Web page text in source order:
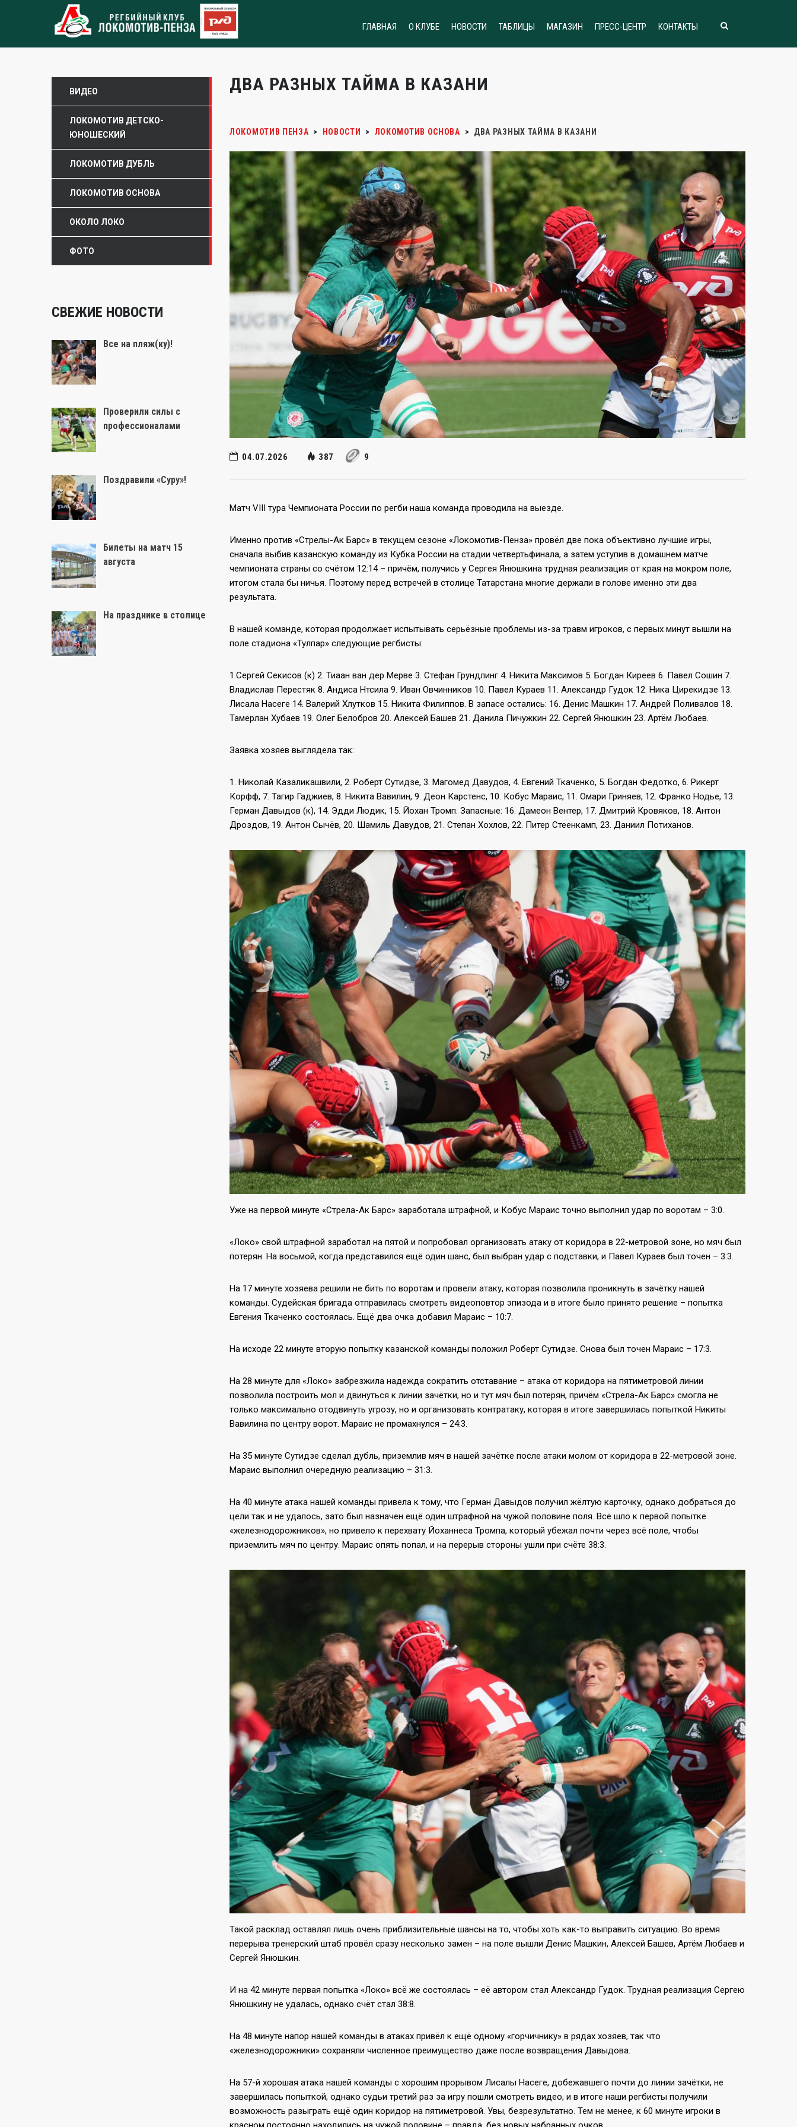
ГЛАВНАЯ О КЛУБЕ НОВОСТИ ТАБЛИЦЫ МАГАЗИН ПРЕСС-ЦЕНТР КОНТАКТЫ
ДВА РАЗНЫХ ТАЙМА В КАЗАНИ
ЛОКОМОТИВ ПЕНЗА > НОВОСТИ > ЛОКОМОТИВ ОСНОВА > ДВА РАЗНЫХ ТАЙМА В КАЗАНИ
04.07.2026 387 9
Матч VIII тура Чемпионата России по регби наша команда проводила на выезде.
Именно против «Стрелы-Ак Барс» в текущем сезоне «Локомотив-Пенза» провёл две пока объективно лучшие игры,
сначала выбив казанскую команду из Кубка России на стадии четвертьфинала, а затем уступив в домашнем матче
чемпионата страны со счётом 12:14 – причём, получись у Сергея Янюшкина трудная реализация от края на мокром поле,
итогом стала бы ничья. Поэтому перед встречей в столице Татарстана многие держали в голове именно эти два
результата.
В нашей команде, которая продолжает испытывать серьёзные проблемы из-за травм игроков, с первых минут вышли на
поле стадиона «Тулпар» следующие регбисты:
1.Сергей Секисов (к) 2. Тиаан ван дер Мерве 3. Стефан Грундлинг 4. Никита Максимов 5. Богдан Киреев 6. Павел Сошин 7.
Владислав Перестяк 8. Андиса Нтсила 9. Иван Овчинников 10. Павел Кураев 11. Александр Гудок 12. Ника Цирекидзе 13.
Лисала Насеге 14. Валерий Хлутков 15. Никита Филиппов. В запасе остались: 16. Денис Машкин 17. Андрей Поливалов 18.
Тамерлан Хубаев 19. Олег Белобров 20. Алексей Башев 21. Данила Пичужкин 22. Сергей Янюшкин 23. Артём Любаев.
Заявка хозяев выглядела так:
1. Николай Казаликашвили, 2. Роберт Сутидзе, 3. Магомед Давудов, 4. Евгений Ткаченко, 5. Богдан Федотко, 6. Рикерт
Корфф, 7. Тагир Гаджиев, 8. Никита Вавилин, 9. Деон Карстенс, 10. Кобус Мараис, 11. Омари Гриняев, 12. Франко Нодье, 13.
Герман Давыдов (к), 14. Эдди Людик, 15. Йохан Тромп. Запасные: 16. Дамеон Вентер, 17. Дмитрий Кровяков, 18. Антон
Дроздов, 19. Антон Сычёв, 20. Шамиль Давудов, 21. Степан Хохлов, 22. Питер Стеенкамп, 23. Даниил Потиханов.
Уже на первой минуте «Стрела-Ак Барс» заработала штрафной, и Кобус Мараис точно выполнил удар по воротам – 3:0.
«Локо» свой штрафной заработал на пятой и попробовал организовать атаку от коридора в 22-метровой зоне, но мяч был
потерян. На восьмой, когда представился ещё один шанс, был выбран удар с подставки, и Павел Кураев был точен – 3:3.
На 17 минуте хозяева решили не бить по воротам и провели атаку, которая позволила проникнуть в зачётку нашей
команды. Судейская бригада отправилась смотреть видеоповтор эпизода и в итоге было принято решение – попытка
Евгения Ткаченко состоялась. Ещё два очка добавил Мараис – 10:7.
На исходе 22 минуте вторую попытку казанской команды положил Роберт Сутидзе. Снова был точен Мараис – 17:3.
На 28 минуте для «Локо» забрезжила надежда сократить отставание – атака от коридора на пятиметровой линии
позволила построить мол и двинуться к линии зачётки, но и тут мяч был потерян, причём «Стрела-Ак Барс» смогла не
только максимально отодвинуть угрозу, но и организовать контратаку, которая в итоге завершилась попыткой Никиты
Вавилина по центру ворот. Мараис не промахнулся – 24:3.
На 35 минуте Сутидзе сделал дубль, приземлив мяч в нашей зачётке после атаки молом от коридора в 22-метровой зоне.
Мараис выполнил очередную реализацию – 31:3.
На 40 минуте атака нашей команды привела к тому, что Герман Давыдов получил жёлтую карточку, однако добраться до
цели так и не удалось, зато был назначен ещё один штрафной на чужой половине поля. Всё шло к первой попытке
«железнодорожников», но привело к перехвату Йоханнеса Тромпа, который убежал почти через всё поле, чтобы
приземлить мяч по центру. Мараис опять попал, и на перерыв стороны ушли при счёте 38:3.
Такой расклад оставлял лишь очень приблизительные шансы на то, чтобы хоть как-то выправить ситуацию. Во время
перерыва тренерский штаб провёл сразу несколько замен – на поле вышли Денис Машкин, Алексей Башев, Артём Любаев и
Сергей Янюшкин.
И на 42 минуте первая попытка «Локо» всё же состоялась – её автором стал Александр Гудок. Трудная реализация Сергею
Янюшкину не удалась, однако счёт стал 38:8.
На 48 минуте напор нашей команды в атаках привёл к ещё одному «горчичнику» в рядах хозяев, так что
«железнодорожники» сохраняли численное преимущество даже после возвращения Давыдова.
На 57-й хорошая атака нашей команды с хорошим прорывом Лисалы Насеге, добежавшего почти до линии зачётки, не
завершилась попыткой, однако судьи третий раз за игру пошли смотреть видео, и в итоге наши регбисты получили
возможность разыграть ещё один коридор на пятиметровой. Увы, безрезультатно. Тем не менее, к 60 минуте игроки в
ВИДЕО
ЛОКОМОТИВ ДЕТСКО-
ЮНОШЕСКИЙ
ЛОКОМОТИВ ДУБЛЬ
ЛОКОМОТИВ ОСНОВА
ОКОЛО ЛОКО
ФОТО
СВЕЖИЕ НОВОСТИ
Все на пляж(ку)!
Проверили силы с
профессионалами
Поздравили «Суру»!
Билеты на матч 15
августа
На празднике в столице